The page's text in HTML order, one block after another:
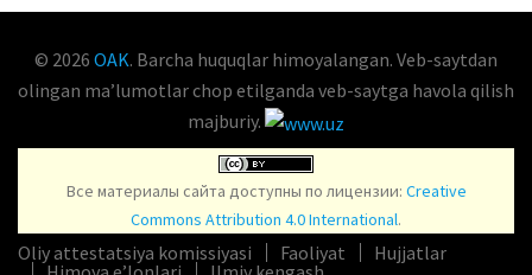
© 2026 OAK. Barcha huquqlar himoyalangan. Veb-saytdan
olingan maʼlumotlar chop etilganda veb-saytga havola qilish
majburiy.
Все материалы сайта доступны по лицензии: Creative
Commons Attribution 4.0 International.
Oliy attestatsiya komissiyasi Faoliyat
Hujjatlar